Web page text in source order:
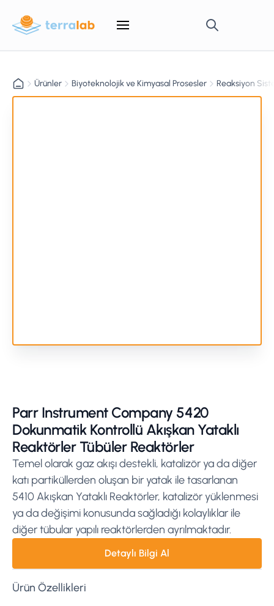
Ürünler Biyoteknolojik ve Kimyasal Prosesler Reaksiyon
Parr Instrument Company 5420
Dokunmatik Kontrollü Akışkan Yataklı
Reaktörler Tübüler Reaktörler
Temel olarak gaz akışı destekli, katalizör ya da diğer
katı partiküllerden oluşan bir yatak ile tasarlanan
5410 Akışkan Yataklı Reaktörler, katalizör yüklenmesi
ya da değişimi konusunda sağladığı kolaylıklar ile
diğer tübular yapılı reaktörlerden ayrılmaktadır.
Detaylı Bilgi Al
Ürün Özellikleri